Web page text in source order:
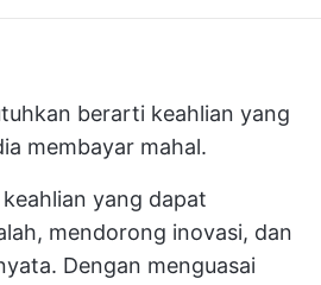
berarti keahlian yang
membayar mahal.
yang dapat
mendorong inovasi, dan
Dengan menguasai